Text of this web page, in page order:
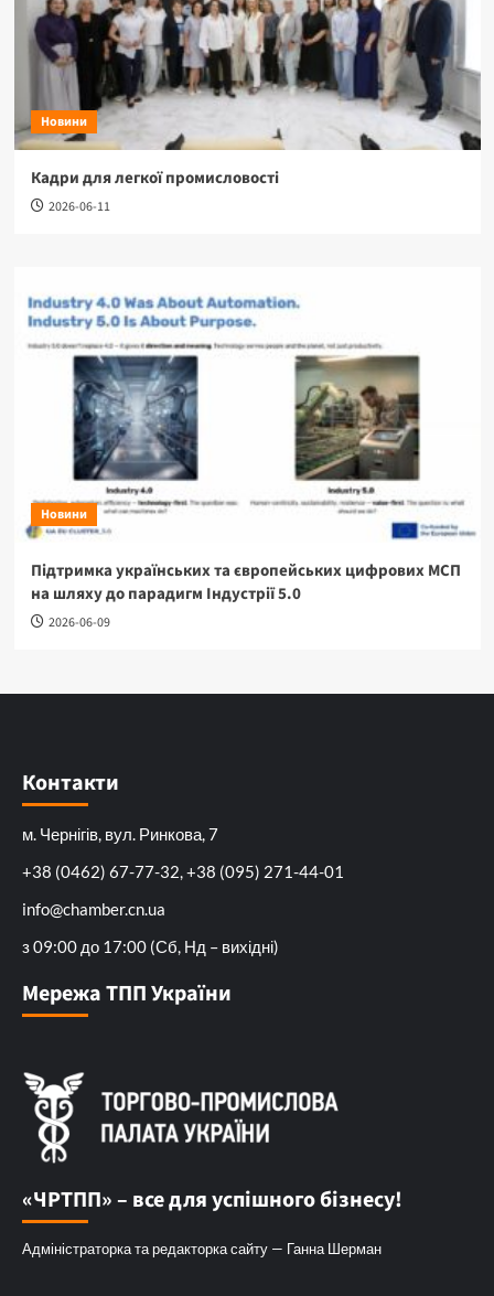
Новини
Кадри для легкої промисловості
2026-06-11
Новини
Підтримка українських та європейських цифрових МСП
на шляху до парадигм Індустрії 5.0
2026-06-09
Контакти
м. Чернігів, вул. Ринкова, 7
+38 (0462) 67-77-32, +38 (095) 271-44-01
info@chamber.cn.ua
з 09:00 до 17:00 (Сб, Нд – вихідні)
Мережа ТПП України
«ЧРТПП» – все для успішного бізнесу!
Адміністраторка та редакторка сайту — Ганна Шерман